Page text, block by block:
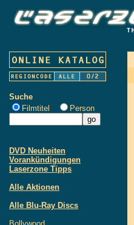
Suche
Filmtitel
Person
DVD Neuheiten
Vorankündigungen
Laserzone Tipps
Alle Aktionen
Alle Blu-Ray Discs